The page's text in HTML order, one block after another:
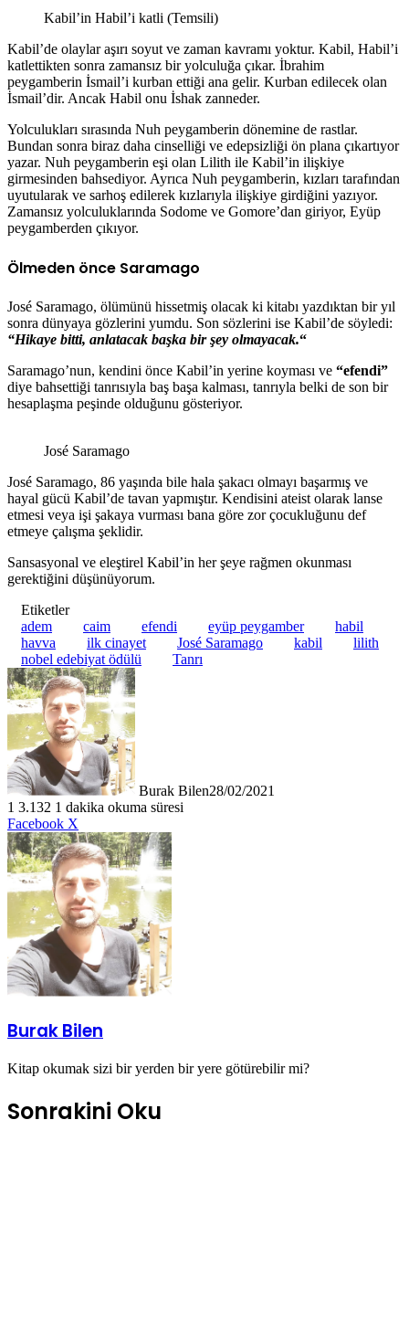
Kabil’in Habil’i katli (Temsili)
Kabil’de olaylar aşırı soyut ve zaman kavramı yoktur. Kabil, Habil’i
katlettikten sonra zamansız bir yolculuğa çıkar. İbrahim
peygamberin İsmail’i kurban ettiği ana gelir. Kurban edilecek olan
İsmail’dir. Ancak Habil onu İshak zanneder.
Yolculukları sırasında Nuh peygamberin dönemine de rastlar.
Bundan sonra biraz daha cinselliği ve edepsizliği ön plana çıkartıyor
yazar. Nuh peygamberin eşi olan Lilith ile Kabil’in ilişkiye
girmesinden bahsediyor. Ayrıca Nuh peygamberin, kızları tarafından
uyutularak ve sarhoş edilerek kızlarıyla ilişkiye girdiğini yazıyor.
Zamansız yolculuklarında Sodome ve Gomore’dan giriyor, Eyüp
peygamberden çıkıyor.
Ölmeden önce Saramago
José Saramago, ölümünü hissetmiş olacak ki kitabı yazdıktan bir yıl
sonra dünyaya gözlerini yumdu. Son sözlerini ise Kabil’de söyledi:
“Hikaye bitti, anlatacak başka bir şey olmayacak.“
Saramago’nun, kendini önce Kabil’in yerine koyması ve “efendi”
diye bahsettiği tanrısıyla baş başa kalması, tanrıyla belki de son bir
hesaplaşma peşinde olduğunu gösteriyor.
José Saramago
José Saramago, 86 yaşında bile hala şakacı olmayı başarmış ve
hayal gücü Kabil’de tavan yapmıştır. Kendisini ateist olarak lanse
etmesi veya işi şakaya vurması bana göre zor çocukluğunu def
etmeye çalışma şeklidir.
Sansasyonal ve eleştirel Kabil’in her şeye rağmen okunması
gerektiğini düşünüyorum.
Etiketler
adem
caim efendi eyüp peygamber
habil
havva
ilk cinayet José Saramago kabil
lilith
nobel edebiyat ödülü
Tanrı
Burak Bilen28/02/2021
1 3.132 1 dakika okuma süresi
Facebook X
Posta
ile
paylaş
Burak Bilen
Kitap okumak sizi bir yerden bir yere götürebilir mi?
Sonrakini Oku